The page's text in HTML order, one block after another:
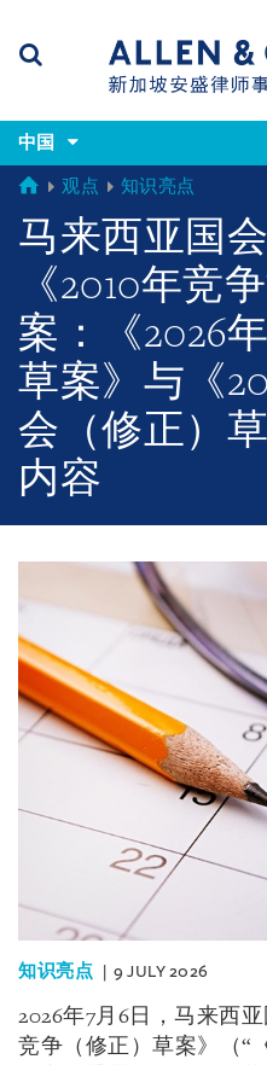
(accesskey
s)
x)
Search
中国
GLOBAL
观点 知识亮点
马来西亚国
《2010年竞
案：《2026
草案》与《
会（修正）
内容
知识亮点 9 JULY 2026
2026年7月6日，马来西
竞争（修正）草案》（“